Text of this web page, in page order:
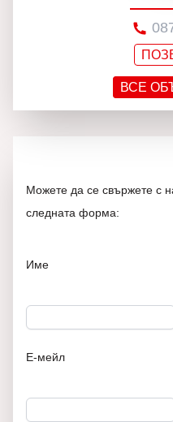
ВСЕ
Можете да се свържете с
следната форма:
Име
Е-мейл